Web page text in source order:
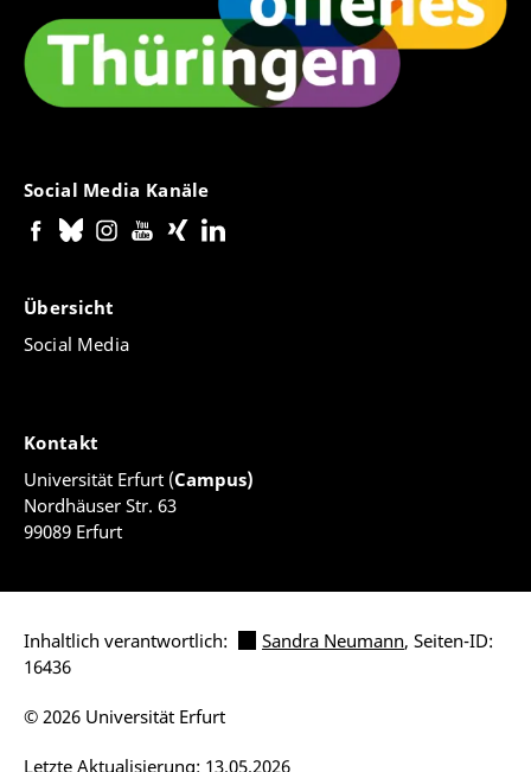
Social Media Kanäle
Übersicht
Social Media
Kontakt
Universität Erfurt (Campus)
Nordhäuser Str. 63
99089 Erfurt
Inhaltlich verantwortlich: Sandra Neumann, Seiten-ID:
16436
Letzte Aktualisierung: 13.05.2026
© 2026 Universität Erfurt